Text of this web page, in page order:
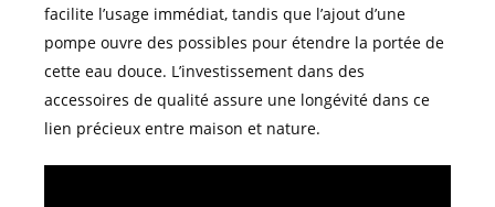
facilite l’usage immédiat, tandis que l’ajout d’une
pompe ouvre des possibles pour étendre la portée de
cette eau douce. L’investissement dans des
accessoires de qualité assure une longévité dans ce
lien précieux entre maison et nature.